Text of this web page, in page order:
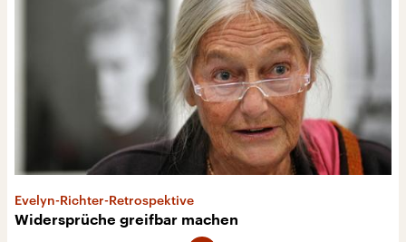
Evelyn-Richter-Retrospektive
Widersprüche greifbar machen